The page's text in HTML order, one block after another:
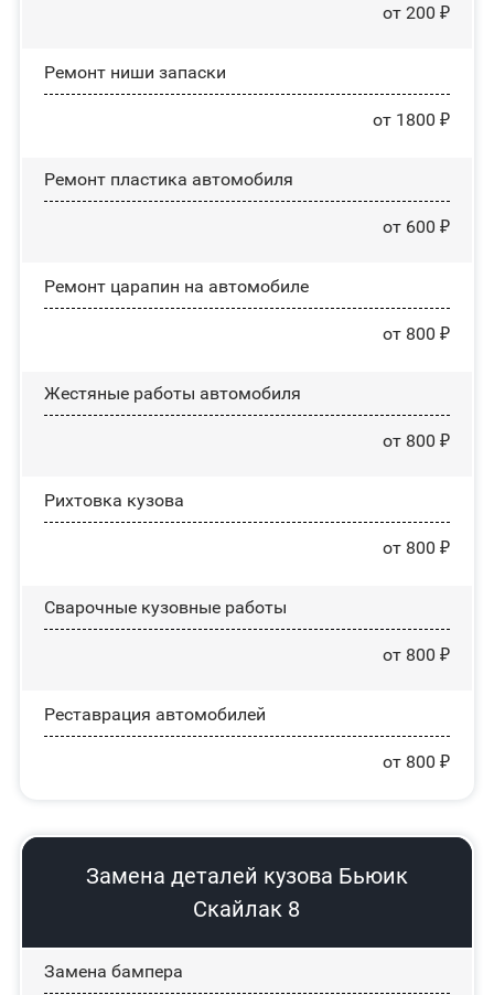
от 200 ₽
Ремонт ниши запаски
от 1800 ₽
Ремонт пластика автомобиля
от 600 ₽
Ремонт царапин на автомобиле
от 800 ₽
Жестяные работы автомобиля
от 800 ₽
Рихтовка кузова
от 800 ₽
Сварочные кузовные работы
от 800 ₽
Реставрация автомобилей
от 800 ₽
Замена деталей кузова Бьюик
Скайлак 8
Замена бампера